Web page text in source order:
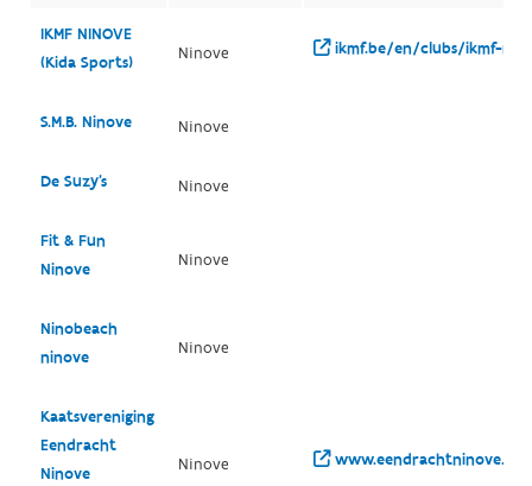
IKMF NINOVE
(Kida Sports)
Ninove ikmf.be/en/clubs/ikmf-
S.M.B. Ninove Ninove
De Suzy's Ninove
Fit & Fun
Ninove
Ninove
Ninobeach
ninove
Ninove
Kaatsvereniging
Eendracht
Ninove
Ninove www.eendrachtninove.be/